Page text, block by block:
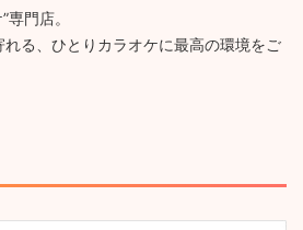
門店。
る、ひとりカラオケに最高の環境をご